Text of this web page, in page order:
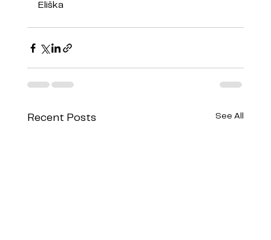
Eliška
Recent Posts See All